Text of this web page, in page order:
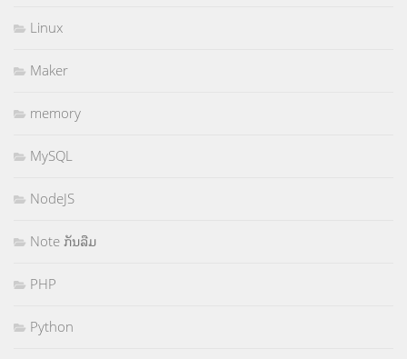
Linux
Maker
memory
MySQL
NodeJS
Note ກັນລືມ
PHP
Python